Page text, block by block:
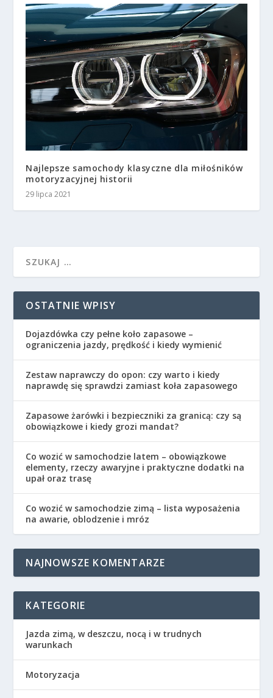
Najlepsze samochody klasyczne dla miłośników
motoryzacyjnej historii
29 lipca 2021
OSTATNIE WPISY
Dojazdówka czy pełne koło zapasowe –
ograniczenia jazdy, prędkość i kiedy wymienić
Zestaw naprawczy do opon: czy warto i kiedy
naprawdę się sprawdzi zamiast koła zapasowego
Zapasowe żarówki i bezpieczniki za granicą: czy są
obowiązkowe i kiedy grozi mandat?
Co wozić w samochodzie latem – obowiązkowe
elementy, rzeczy awaryjne i praktyczne dodatki na
upał oraz trasę
Co wozić w samochodzie zimą – lista wyposażenia
na awarie, oblodzenie i mróz
NAJNOWSZE KOMENTARZE
KATEGORIE
Jazda zimą, w deszczu, nocą i w trudnych
warunkach
Motoryzacja